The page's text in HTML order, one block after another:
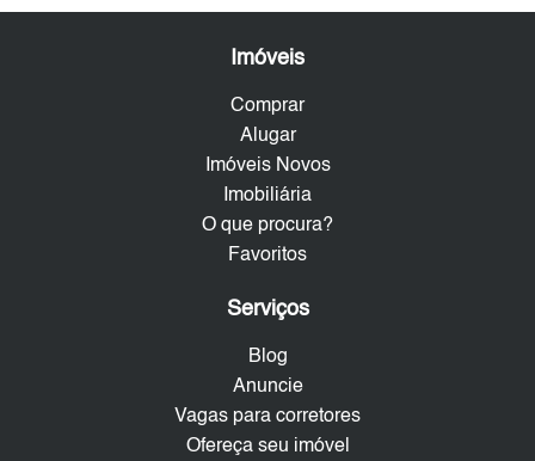
Imóveis
Comprar
Alugar
Imóveis Novos
Imobiliária
O que procura?
Favoritos
Serviços
Blog
Anuncie
Vagas para corretores
Ofereça seu imóvel